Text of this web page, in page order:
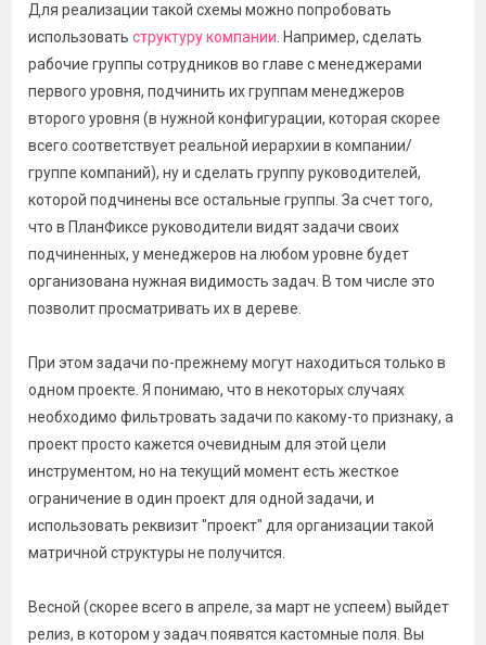
Для реализации такой схемы можно попробовать
использовать структуру компании . Например, сделать
рабочие группы сотрудников во главе с менеджерами
первого уровня, подчинить их группам менеджеров
второго уровня (в нужной конфигурации, которая скорее
всего соответствует реальной иерархии в компании/
группе компаний), ну и сделать группу руководителей,
которой подчинены все остальные группы. За счет того,
что в ПланФиксе руководители видят задачи своих
подчиненных, у менеджеров на любом уровне будет
организована нужная видимость задач. В том числе это
позволит просматривать их в дереве.
При этом задачи по-прежнему могут находиться только в
одном проекте. Я понимаю, что в некоторых случаях
необходимо фильтровать задачи по какому-то признаку, а
проект просто кажется очевидным для этой цели
инструментом, но на текущий момент есть жесткое
ограничение в один проект для одной задачи, и
использовать реквизит "проект" для организации такой
матричной структуры не получится.
Весной (скорее всего в апреле, за март не успеем) выйдет
релиз, в котором у задач появятся кастомные поля. Вы